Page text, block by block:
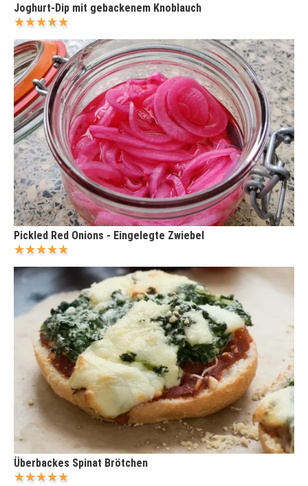
Joghurt-Dip mit gebackenem Knoblauch
Pickled Red Onions - Eingelegte Zwiebel
Überbackes Spinat Brötchen